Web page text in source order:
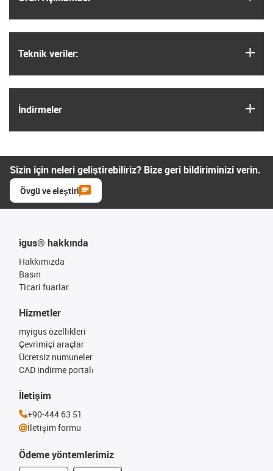
Teknik veriler:
İndirmeler
Sizin için neleri geliştirebiliriz? Bize geri bildiriminizi verin.
Övgü ve eleştiri
igus® hakkında
Hakkımızda
Basın
Ticari fuarlar
Ödeme yöntemlerimiz
Hizmetler
myigus özellikleri
Çevrimiçi araçlar
Ücretsiz numuneler
CAD indirme portalı
İletişim
+90-444 63 51
İletişim formu